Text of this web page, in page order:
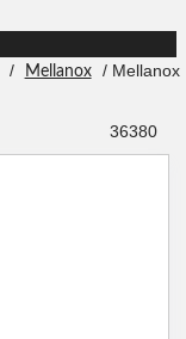
/ Mellanox
/ Mellanox
36380